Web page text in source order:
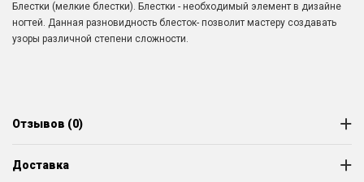
Блестки (мелкие блестки). Блестки - необходимый элемент в дизайне
ногтей. Данная разновидность блесток- позволит мастеру создавать
узоры различной степени сложности.
Отзывов (0)
Доставка